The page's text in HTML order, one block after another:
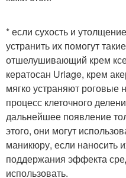
* если сухость и
устранить их помогут
отшелушивающий крем
кератосан Uriage, крем
мягко устраняют роговые
процесс клеточного
дальнейшее появление
этого, они могут
маникюру, если наносить
поддержания эффекта
использовать.